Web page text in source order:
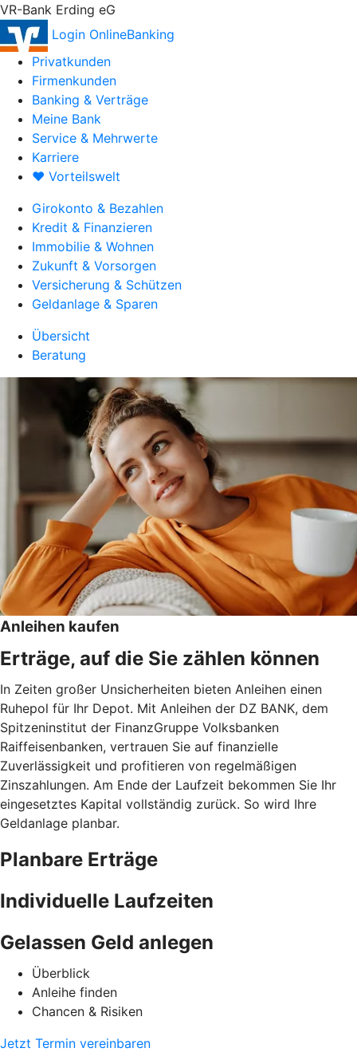
VR-Bank Erding eG
Login OnlineBanking
Privatkunden
Firmenkunden
Banking & Verträge
Meine Bank
Service & Mehrwerte
Karriere
♥ Vorteilswelt
Girokonto & Bezahlen
Kredit & Finanzieren
Immobilie & Wohnen
Zukunft & Vorsorgen
Versicherung & Schützen
Geldanlage & Sparen
Übersicht
Beratung
Anleihen kaufen
Erträge, auf die Sie zählen können
In Zeiten großer Unsicherheiten bieten Anleihen einen
Ruhepol für Ihr Depot. Mit Anleihen der DZ BANK, dem
Spitzeninstitut der FinanzGruppe Volksbanken
Raiffeisenbanken, vertrauen Sie auf finanzielle
Zuverlässigkeit und profitieren von regelmäßigen
Zinszahlungen. Am Ende der Laufzeit bekommen Sie Ihr
eingesetztes Kapital vollständig zurück. So wird Ihre
Geldanlage planbar.
Planbare Erträge
Individuelle Laufzeiten
Gelassen Geld anlegen
Überblick
Anleihe finden
Chancen & Risiken
Jetzt Termin vereinbaren